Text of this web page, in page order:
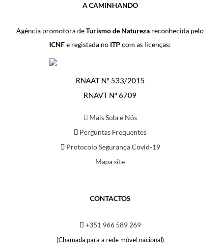
A CAMINHANDO
Agência promotora deTurismo de Natureza reconhecida pelo
ICNFe registada no ITPcom as licenças:
RNAAT Nº 533/2015
RNAVT Nº 6709
Mais Sobre Nós
Perguntas Frequentes
Protocolo Segurança Covid-19
Mapa site
CONTACTOS
+351 966 589 269
(Chamada para a rede móvel nacional)